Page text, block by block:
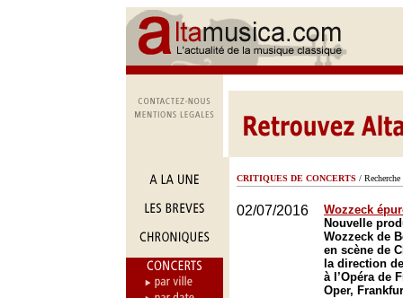
CRITIQUES DE CONCERTS / Recherche
02/07/2016
Wozzeck
Nouvelle
Wozzeck de
en scène de
la direction
à l’Opéra de
Oper,